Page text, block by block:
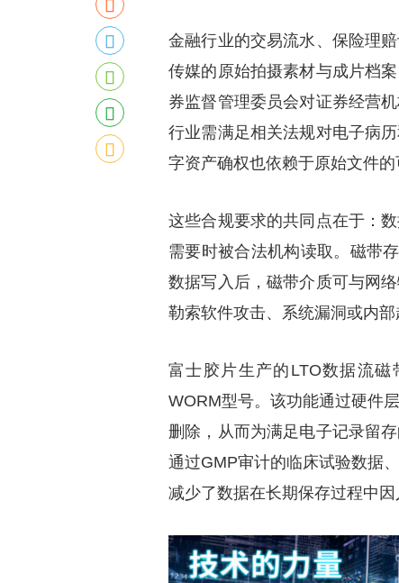
金融行业的交易流水、保险理
传媒的原始拍摄素材与成片档
券监督管理委员会对证券经营
行业需满足相关法规对电子病
字资产确权也依赖于原始文件的
这些合规要求的共同点在于：
需要时被合法机构读取。磁带
数据写入后，磁带介质可与网
勒索软件攻击、系统漏洞或内
富士胶片生产的LTO数据流
WORM型号。该功能通过硬件
删除，从而为满足电子记录留
通过GMP审计的临床试验数据
减少了数据在长期保存过程中